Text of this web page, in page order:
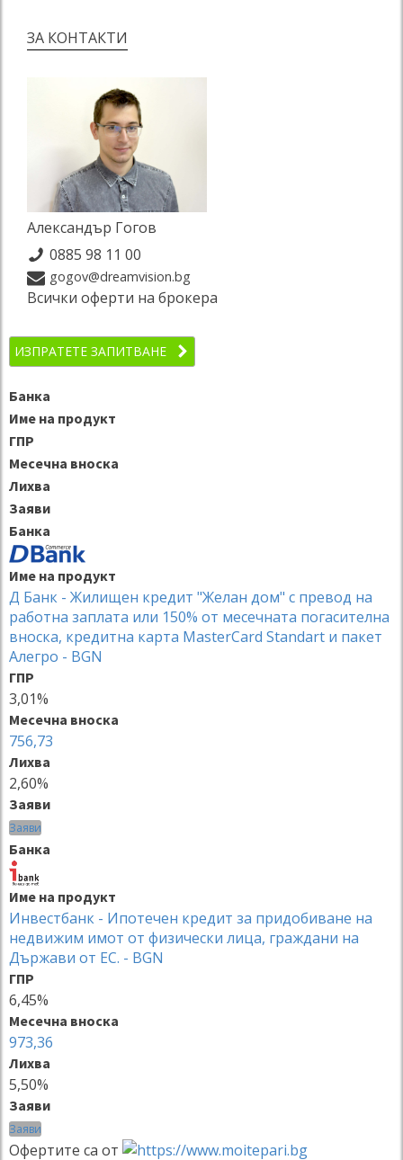
ЗА КОНТАКТИ
Александър Гогов
0885 98 11 00
gogov@dreamvision.bg
Всички оферти на брокера
ИЗПРАТЕТЕ ЗАПИТВАНЕ
Банка
Име на продукт
ГПР
Месечна вноска
Лихва
Заяви
Банка
Име на продукт
Д Банк - Жилищен кредит "Желан дом" с превод на
работна заплата или 150% от месечната погасителна
вноска, кредитна карта MasterCard Standart и пакет
Алегро - BGN
ГПР
3,01%
Месечна вноска
756,73
Лихва
2,60%
Заяви
Заяви
Банка
Име на продукт
Инвестбанк - Ипотечен кредит за придобиване на
недвижим имот от физически лица, граждани на
Държави от ЕС. - BGN
ГПР
6,45%
Месечна вноска
973,36
Лихва
5,50%
Заяви
Заяви
Офертите са от